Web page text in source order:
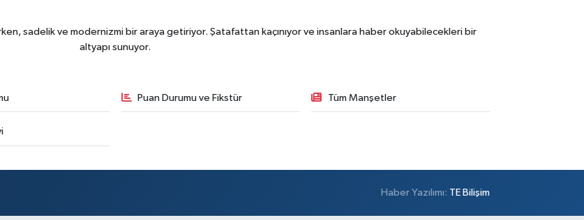
sadelik ve modernizmi bir araya getiriyor. Şatafattan kaçınıyor ve insanlara haber okuyabilecekleri bir
altyapı sunuyor.
Puan Durumu ve Fikstür Tüm Manşetler
Haber Yazılımı: TE Bilişim